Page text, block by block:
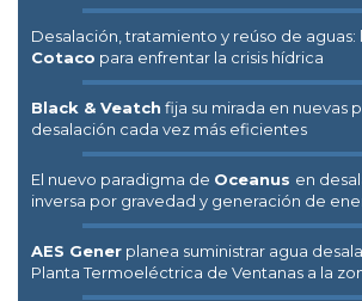
Desalación, tratamiento y reúso de aguas:
Cotaco para enfrentar la crisis hídrica
Black & Veatch fija su mirada en nuevas
desalación cada vez más eficientes
El nuevo paradigma de Oceanus en
inversa por gravedad y generación de
AES Gener planea suministrar agua
Planta Termoeléctrica de Ventanas a la